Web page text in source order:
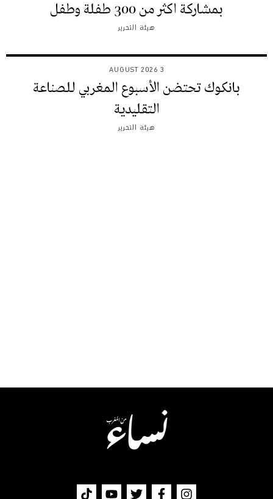
بمشاركة اكثر من 300 طفلة وطفل
هيئة التحرير
3 AUGUST 2026
بانكوك تحتضن الأسبوع المغربي للصناعة
التقليدية
هيئة التحرير